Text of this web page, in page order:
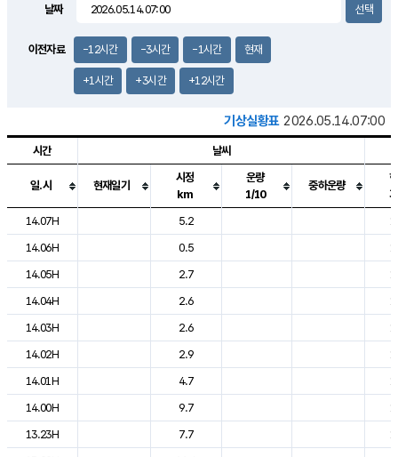
2.8m/s
날짜
이전자료 -12시간 -3시간 -1시간 현재
+1시간 +3시간 +12시간
기상실황표 2026.05.14.07:00
도시별 기상실황표로 지점, 날씨, 기온, 강수, 바람, 기압등을 안내한 표입
시간 날씨
일.시 현재일기
시정
km
운량
1/10
중하운량
14.07H
5.2
14.06H
0.5
14.05H
2.7
14.04H
2.6
14.03H
2.6
14.02H
2.9
14.01H
4.7
14.00H
9.7
13.23H
7.7